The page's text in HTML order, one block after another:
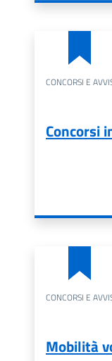
CONCORSI E
Concorsi
CONCORSI E
Mobilità